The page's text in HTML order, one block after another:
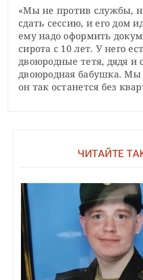
«Мы не против службы,
сдать сессию, и его дом
ему надо оформить
сирота с 10 лет. У него
двоюродные тетя, дядя и
двоюродная бабушка. Мы
он так останется без
ЧИТАЙТЕ